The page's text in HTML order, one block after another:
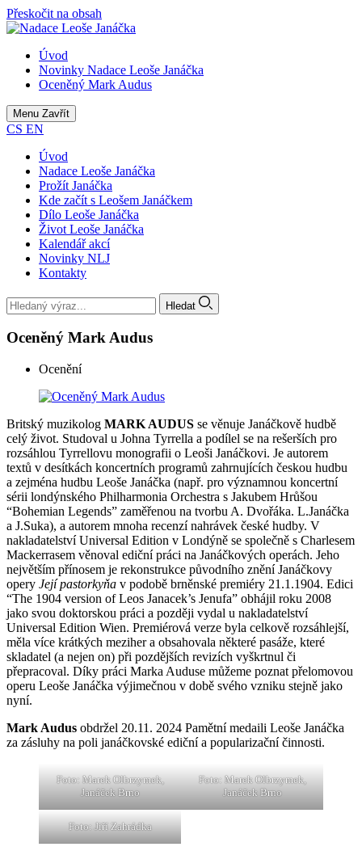
Přeskočit na obsah
Úvod
Novinky Nadace Leoše Janáčka
Oceněný Mark Audus
Menu Zavřít
CS EN
Úvod
Nadace Leoše Janáčka
Prožít Janáčka
Kde začít s Leošem Janáčkem
Dílo Leoše Janáčka
Život Leoše Janáčka
Kalendář akcí
Novinky NLJ
Kontakty
Hledat
Oceněný Mark Audus
Ocenění
Britský muzikolog MARK AUDUS se věnuje Janáčkově hudbě
celý život. Studoval u Johna Tyrrella a podílel se na rešerších pro
rozsáhlou Tyrrellovu monografii o Leoši Janáčkovi. Je autorem
textů v desítkách koncertních programů zahrnujících českou hudbu
a zejména hudbu Leoše Janáčka (např. pro významnou koncertní
sérii londýnského Philharmonia Orchestra s Jakubem Hrůšou
“Bohemian Legends” zaměřenou na tvorbu A. Dvořáka. L.Janáčka
a J.Suka), a autorem mnoha recenzí nahrávek české hudby. V
nakladatelství Universal Edition v Londýně se společně s Charlesem
Mackerrasem věnoval ediční práci na Janáčkových operách. Jeho
největším přínosem je rekonstrukce původního znění Janáčkovy
opery Její pastorkyňa v podobě brněnské premiéry 21.1.1904. Edici
“The 1904 version of Leos Janacek’s Jenufa” obhájil roku 2008
jako svou doktorskou práci a později vydal u nakladatelství
Universal Edition Wien. Premiérová verze byla celkově rozsáhlejší,
měla více krátkých meziher a obsahovala některé pasáže, které
skladatel (a nejen on) při pozdějších revizích vyškrtnul či
přepracoval. Díky práci Marka Auduse můžeme poznat přelomovou
operu Leoše Janáčka výjimečnou v době svého vzniku stejně jako
nyní.
Mark Audus obdržel 20.11. 2024 Pamětní medaili Leoše Janáčka
za zásluhy na poli janáčkovské ediční a popularizační činnosti.
Foto: Marek Olbrzymek,
Janáček Brno
Foto: Marek Olbrzymek,
Janáček Brno
Foto: Jiří Zahrádka